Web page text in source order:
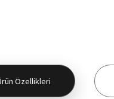
Özellikleri